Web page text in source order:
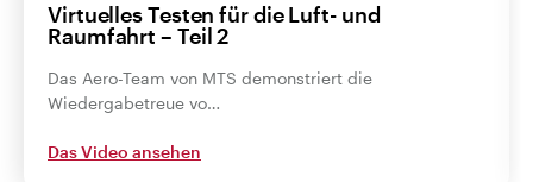
Virtuelles Testen für die Luft- und
Raumfahrt – Teil 2
Das Aero-Team von MTS demonstriert die
Wiedergabetreue vo…
Das Video ansehen